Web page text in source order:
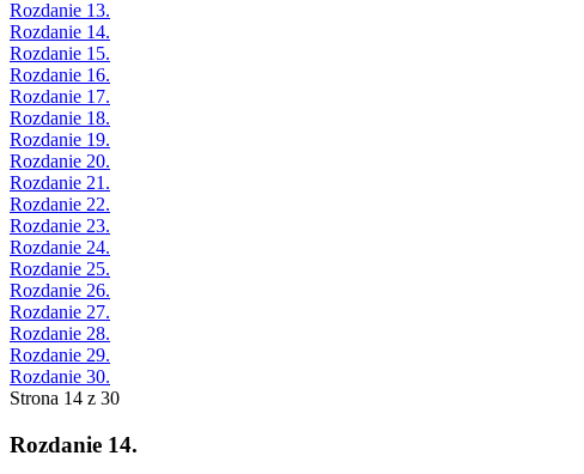
Rozdanie 13.
Rozdanie 14.
Rozdanie 15.
Rozdanie 16.
Rozdanie 17.
Rozdanie 18.
Rozdanie 19.
Rozdanie 20.
Rozdanie 21.
Rozdanie 22.
Rozdanie 23.
Rozdanie 24.
Rozdanie 25.
Rozdanie 26.
Rozdanie 27.
Rozdanie 28.
Rozdanie 29.
Rozdanie 30.
Strona 14 z 30
Rozdanie 14.